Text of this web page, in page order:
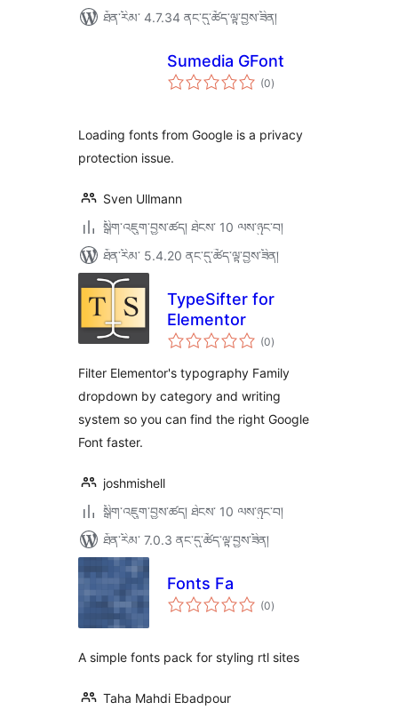
ཐོན་རིམ་ 4.7.34 ནང་དུ་ཚོད་ལྟ་བྱས་ཟིན།
Sumedia GFont
(0གདེང་
འཇོག་
)
Loading fonts from Google is a privacy
protection issue.
Sven Ullmann
སྒྲིག་འཇུག་བྱས་ཚད། ཐེངས་ 10 ལས་ཉུང་བ།
ཐོན་རིམ་ 5.4.20 ནང་དུ་ཚོད་ལྟ་བྱས་ཟིན།
TypeSifter for
Elementor
(0གདེང་
འཇོག་
ཚང་།
)
Filter Elementor's typography Family
dropdown by category and writing
system so you can find the right Google
Font faster.
joshmishell
སྒྲིག་འཇུག་བྱས་ཚད། ཐེངས་ 10 ལས་ཉུང་བ།
ཐོན་རིམ་ 7.0.3 ནང་དུ་ཚོད་ལྟ་བྱས་ཟིན།
Fonts Fa
(0གདེང་
འཇོག་
)
A simple fonts pack for styling rtl sites
Taha Mahdi Ebadpour